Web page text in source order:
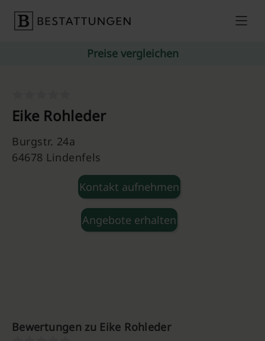
Preise vergleichen
Eike Rohleder
Burgstr. 24a
64678 Lindenfels
Kontakt aufnehmen
Angebote erhalten
Bewertungen zu Eike Rohleder